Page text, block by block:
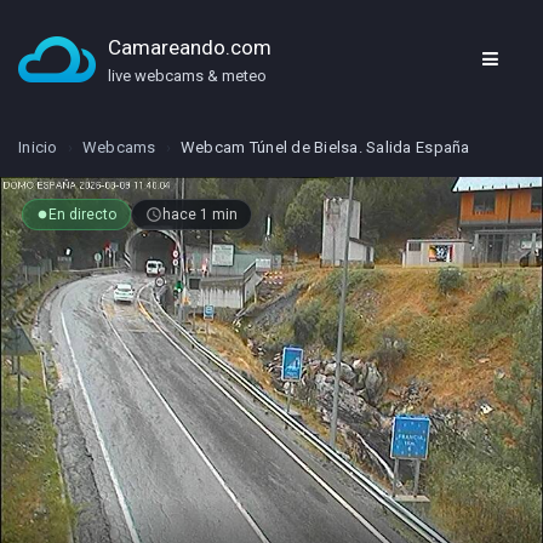
Camareando.com
live webcams & meteo
Inicio Webcams Webcam Túnel de Bielsa. Salida España
fiber_manual_record En directo access_time hace 1 min